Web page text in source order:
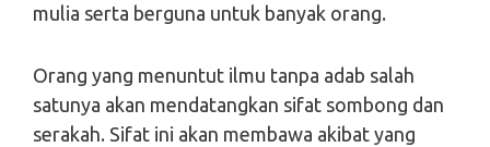
mulia serta berguna untuk banyak orang.
Orang yang menuntut ilmu tanpa adab salah
satunya akan mendatangkan sifat sombong dan
serakah. Sifat ini akan membawa akibat yang